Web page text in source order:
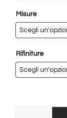
Misure
Rifiniture